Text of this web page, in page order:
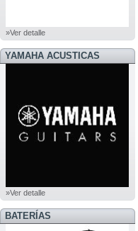
»Ver detalle
YAMAHA ACUSTICAS
»Ver detalle
BATERÍAS